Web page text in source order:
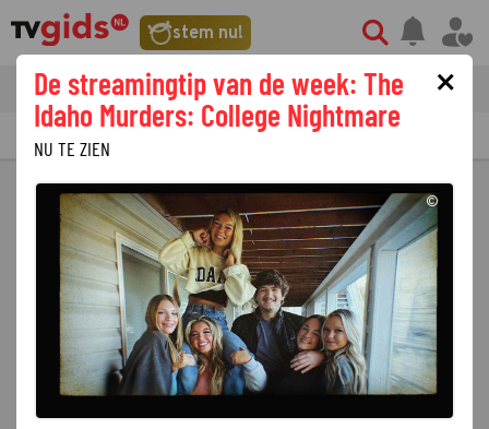
stem nu!
tvgids streaming nieuws
PRIMETIME GEMIST
×
De streamingtip van de week: The
Idaho Murders: College Nightmare
NU TE ZIEN
©